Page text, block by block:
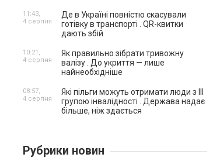
Де в Україні повністю скасували
готівку в транспорті . QR-квитки
дають збій
11:43,
4 серпня
Як правильно зібрати тривожну
валізу . До укриття — лише
найнеобхідніше
10:21,
4 серпня
Які пільги можуть отримати люди з III
групою інвалідності . Держава надає
більше, ніж здається
08:57,
4 серпня
Рубрики новин